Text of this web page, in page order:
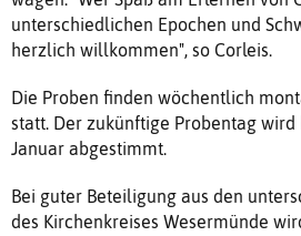
unterschiedlichen Epochen und
herzlich willkommen", so Corleis.
Die Proben finden wöchentlich
statt. Der zukünftige Probentag
Januar abgestimmt.
Bei guter Beteiligung aus den
des Kirchenkreises Wesermünde